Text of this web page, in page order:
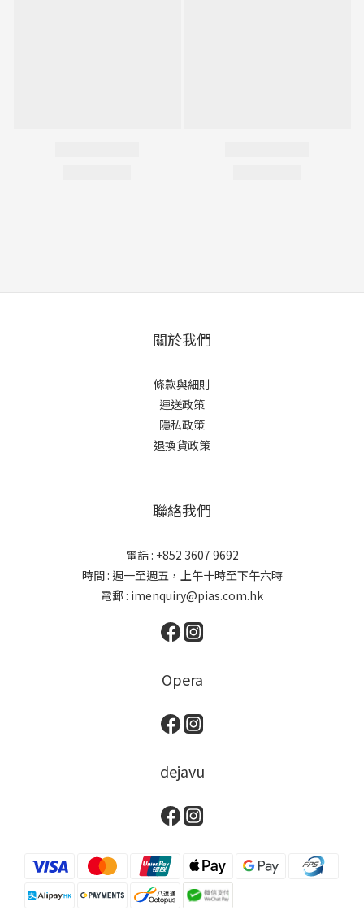
關於我們
條款與細則
運送政策
隱私政策
退換貨政策
聯絡我們
電話 : +852 3607 9692
時間 : 週一至週五，上午十時至下午六時
電郵 : imenquiry@pias.com.hk
Opera
dejavu